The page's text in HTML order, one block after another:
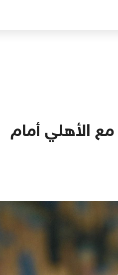
الأهلي أمام